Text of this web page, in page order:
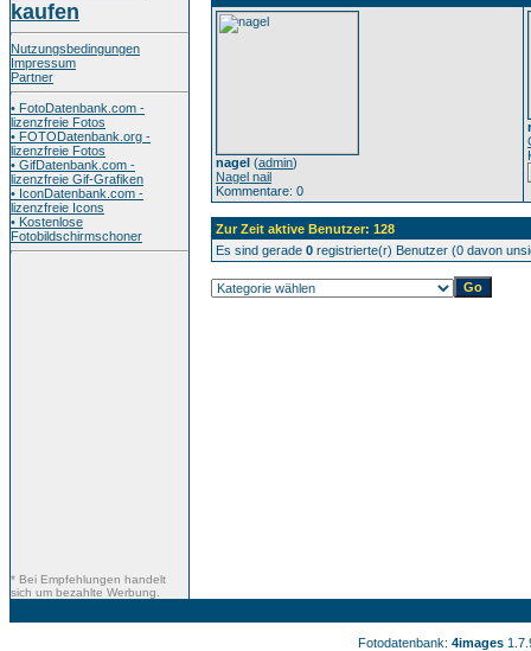
kaufen
Nutzungsbedingungen
Impressum
Partner
• FotoDatenbank.com -
lizenzfreie Fotos
• FOTODatenbank.org -
lizenzfreie Fotos
• GifDatenbank.com -
lizenzfreie Gif-Grafiken
• IconDatenbank.com -
lizenzfreie Icons
• Kostenlose
Fotobildschirmschoner
* Bei Empfehlungen handelt
sich um bezahlte Werbung.
nagel (admin)
Nagel nail
Kommentare: 0
Zur Zeit aktive Benutzer: 128
Es sind gerade 0 registrierte(r) Benutzer (0 davon
Fotodatenbank: 4images